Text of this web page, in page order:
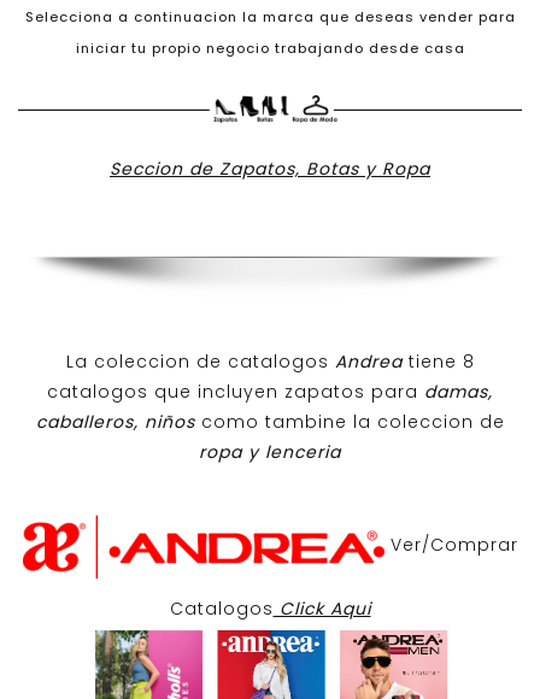
Selecciona a continuacion la marca que deseas vender para
iniciar tu propio negocio trabajando desde casa
Seccion de Zapatos, Botas y Ropa
La coleccion de catalogos Andreatiene 8
catalogos que incluyen zapatos para damas,
caballeros, niños como tambine la coleccion de
ropa y lenceria
Ver/Comprar
Catalogos Click Aqui